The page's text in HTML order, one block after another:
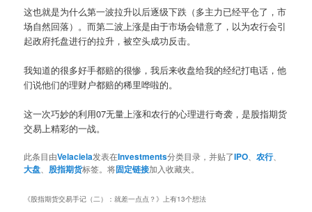
这也就是为什么第一波拉升以后逐级下跌（多主力已经平仓了，市
场自然回落）。而第二波上涨是由于市场会错意了，以为农行会引
起政府托盘进行的拉升，被空头成功反击。
我知道的很多好手都赔的很惨，我后来收盘给我的经纪打电话，他
们说他们的理财户都赔的稀里哗啦的。
这一次巧妙的利用07无量上涨和农行的心理进行奇袭，是股指期货
交易上精彩的一战。
此条目由Velaciela发表在Investments分类目录，并贴了IPO 、农行、
大盘 股指期货标签。将固定链接加入收藏夹。
《股指期货交易手记（二）：就差一点点？》上有13个想法